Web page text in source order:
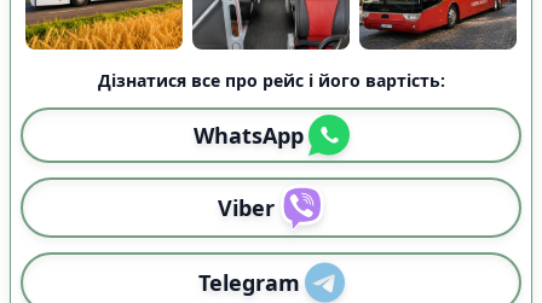
Дізнатися все про рейс і його вартість:
WhatsApp
Viber
Telegram